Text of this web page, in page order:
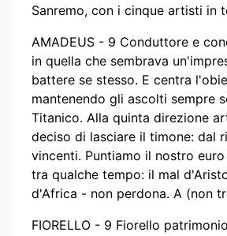
Sanremo, con i cinque artisti in
AMADEUS - 9 Conduttore e
in quella che sembrava
battere se stesso. E centra
mantenendo gli ascolti sempre
Titanico. Alla quinta direzione
deciso di lasciare il timone: dal
vincenti. Puntiamo il nostro
tra qualche tempo: il mal
d'Africa - non perdona. A (non
FIORELLO - 9 Fiorello